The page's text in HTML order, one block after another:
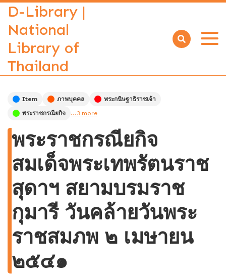
D-Library |
National
Library of
Thailand
Open
Item ภาพบุคคล
พระกนิษฐาธิราชเจ้า
พระราชกรณียกิจ
...3 more
พระราชกรณียกิจ
สมเด็จพระเทพรัตนราช
สุดาฯ สยามบรมราช
กุมารี วันคล้ายวันพระ
ราชสมภพ ๒ เมษายน
๒๕๔๑